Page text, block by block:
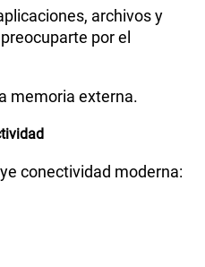
archivos y
por el
memoria externa.
conectividad moderna: